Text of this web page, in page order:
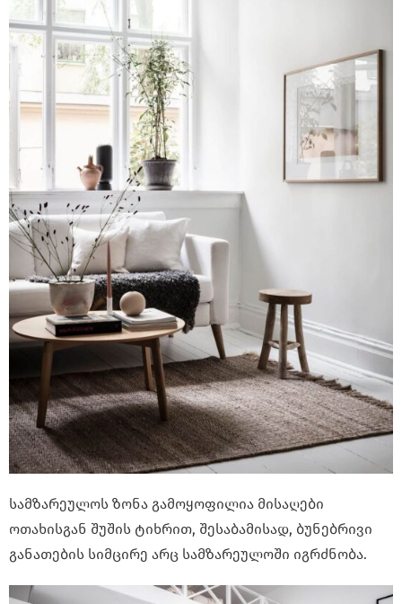
სამზარეულოს ზონა გამოყოფილია მისაღები
ოთახისგან შუშის ტიხრით, შესაბამისად, ბუნებრივი
განათების სიმცირე არც სამზარეულოში იგრძნობა.